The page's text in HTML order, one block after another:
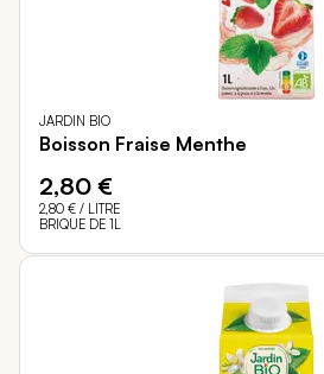
JARDIN BIO
Boisson Fraise Menthe
2,80 €
2,80 € / LITRE
BRIQUE DE 1L